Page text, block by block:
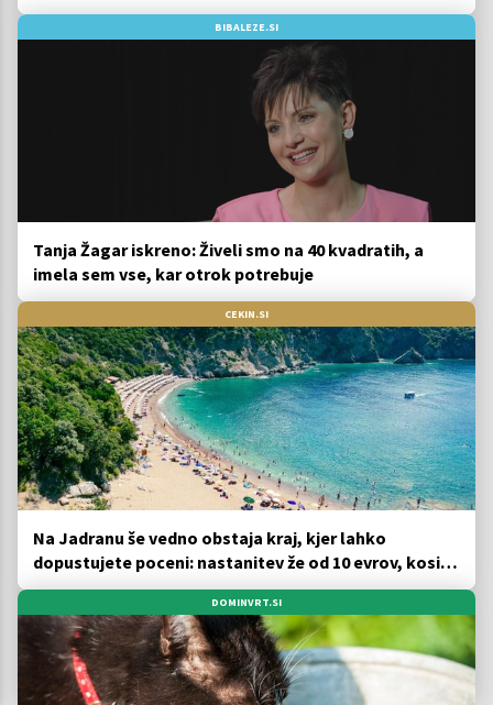
BIBALEZE.SI
Tanja Žagar iskreno: Živeli smo na 40 kvadratih, a
imela sem vse, kar otrok potrebuje
CEKIN.SI
Na Jadranu še vedno obstaja kraj, kjer lahko
dopustujete poceni: nastanitev že od 10 evrov, kosilo
za pet evrov
DOMINVRT.SI